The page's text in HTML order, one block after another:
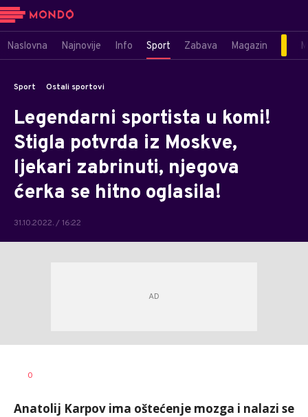
Naslovna Najnovije Info Sport Zabava Magazin
Sport Ostali sportovi
Legendarni sportista u komi!
Stigla potvrda iz Moskve,
ljekari zabrinuti, njegova
ćerka se hitno oglasila!
31.10.2022. / 16:22
AUTOR
0
Anatolij Karpov ima oštećenje mozga i nalazi se